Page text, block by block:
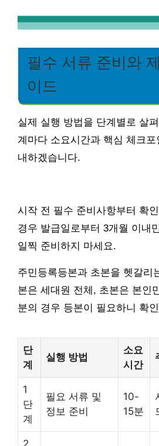
필수 서류 준비와
이드
실제 실행 방법을 단계별로 살
계마다 소요시간과 핵심 체크
내하겠습니다.
시작 전 필수 준비사항부터 확
경우 발급일로부터 3개월 이내
일찍 준비하지 마세요.
주민등록등본과 초본을 헷갈리
본은 세대원 전체, 초본은 본인
분의 경우 등본이 필요하니 확
단
계
실행 방법
소요
시간
1
단
계
필요 서류 및
정보 준비
10-
15분